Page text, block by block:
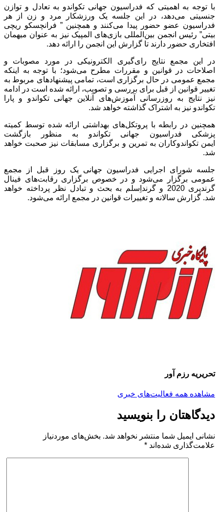
با توجه به اهمیتی که فدراسیون جهانی تکواندو به تعادل و توازن
جنسیتی می‌دهد، در این جلسه یک ورزشکار مرد و زن از هر
فدراسیون عضو حضور پیدا می‌کنند و همچنین ” فرانچسکو ریچی
بیتی” رئیس انجمن بین‌المللی بازی‌های المپیک نیز به عنوان میهمان
افتخاری حضور دارند تا گزارش این انجمن را ارائه دهد.
در این مجمع نتایج رای‌گیری الکترونیکی در مورد مصوبات و
اصلاحات در قوانین و مقررات مطرح می‌شود؛ با توجه به اینکه
مجمع عمومی در حال برگزاری است، تمامی پیشنهادهای مربوط به
تغییر قوانین از قبل برای بررسی و تصویب، ارائه شده است در ادامه
نیز نتایج به روزرسانی آموزش‌های آنلاین جهانی تکواندو و پارا
تکواندو نیز به اشتراک گذاشته خواهد شد.
همچنین در رابطه با پروتکل‌های بهداشتی ارائه شده توسط کمیته
پزشکی فدراسیون جهانی تکواندو به منظور بازگشت
ایمن تکواندوکاران به تمرین و برگزاری مسابقات نیز صحبت‌ خواهد
شد.
جلسه شورای اجرایی فدراسیون جهانی یک روز قبل از مجمع
عمومی برگزار می‌شود و در خصوص برگزاری رقابت‌های فینال
گرندپری 2020 و گرنداِسلم به بحث و تبادل نظر پرداخته خواهد
شد. گزارش سالانه و تغییرات قوانین در مجمع ارائه می‌شود.
تحریریه رزم آور
مشاهده همه فعالیت‌های خبری
دیدگاهتان را بنویسید
نشانی ایمیل شما منتشر نخواهد شد. بخش‌های موردنیاز
علامت‌گذاری شده‌اند *